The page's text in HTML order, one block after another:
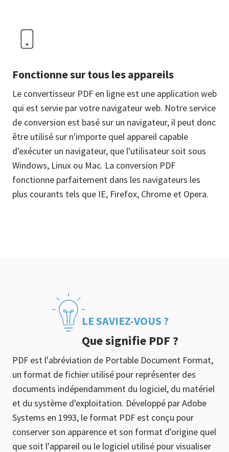
Fonctionne sur tous les appareils
Le convertisseur PDF en ligne est une application web
qui est servie par votre navigateur web. Notre service
de conversion est basé sur un navigateur, il peut donc
être utilisé sur n'importe quel appareil capable
d'exécuter un navigateur, que l'utilisateur soit sous
Windows, Linux ou Mac. La conversion PDF
fonctionne parfaitement dans les navigateurs les
plus courants tels que IE, Firefox, Chrome et Opera.
LE SAVIEZ-VOUS ?
Que signifie PDF ?
PDF est l'abréviation de Portable Document Format,
un format de fichier utilisé pour représenter des
documents indépendamment du logiciel, du matériel
et du système d'exploitation. Développé par Adobe
Systems en 1993, le format PDF est conçu pour
conserver son apparence et son format d'origine quel
que soit l'appareil ou le logiciel utilisé pour visualiser